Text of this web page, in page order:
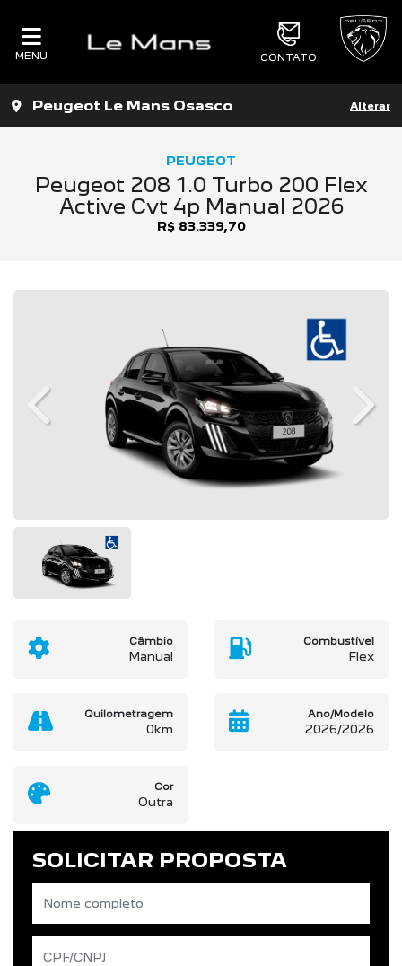
MENU CONTATO
Peugeot Le Mans Osasco Alterar
PEUGEOT
Peugeot 208 1.0 Turbo 200 Flex
Active Cvt 4p Manual 2026
R$ 83.339,70
Previous Next
Câmbio
Manual
Combustível
Flex
Quilometragem
0km
Ano/Modelo
2026/2026
Cor
Outra
SOLICITAR PROPOSTA